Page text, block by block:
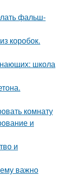
фальш-
коробок.
школа
комнату
и
и
важно